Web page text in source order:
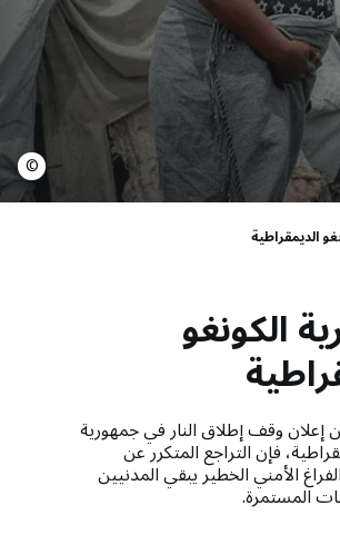
©
الديمقراطية
الكونغو
إعلان وقف إطلاق النار في جمهورية
فإن التراجع المتكرر عن
الأمني ​​الخطير يبقي المدنيين
المستمرة.